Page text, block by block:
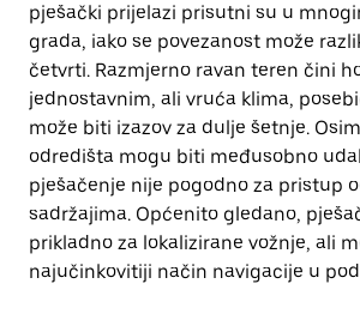
pješački prijelazi prisutni su u
grada, iako se povezanost može
četvrti. Razmjerno ravan teren čini
jednostavnim, ali vruća klima,
može biti izazov za dulje šetnje.
odredišta mogu biti međusobno
pješačenje nije pogodno za pristup
sadržajima. Općenito gledano,
prikladno za lokalizirane vožnje, ali
najučinkovitiji način navigacije u